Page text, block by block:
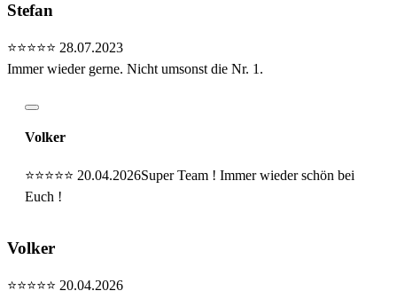
Stefan
⭐⭐⭐⭐⭐ 28.07.2023
Immer wieder gerne. Nicht umsonst die Nr. 1.
Volker
⭐⭐⭐⭐⭐ 20.04.2026Super Team ! Immer wieder schön bei
Euch !
Volker
⭐⭐⭐⭐⭐ 20.04.2026